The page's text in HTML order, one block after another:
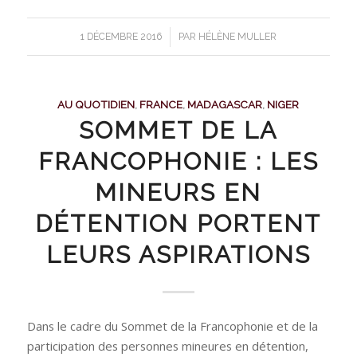
1 DÉCEMBRE 2016
/ PAR HÉLÈNE MULLER
AU QUOTIDIEN, FRANCE, MADAGASCAR, NIGER
SOMMET DE LA
FRANCOPHONIE : LES
MINEURS EN
DÉTENTION PORTENT
LEURS ASPIRATIONS
Dans le cadre du Sommet de la Francophonie et de la
participation des personnes mineures en détention,